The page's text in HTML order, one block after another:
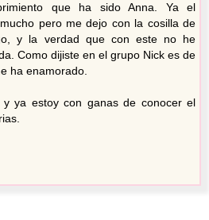
que ha sido Anna. Ya el
pero me dejo con la cosilla de
y la verdad que con este no he
Como dijiste en el grupo Nick es de
ha enamorado.
y ya estoy con ganas de conocer el